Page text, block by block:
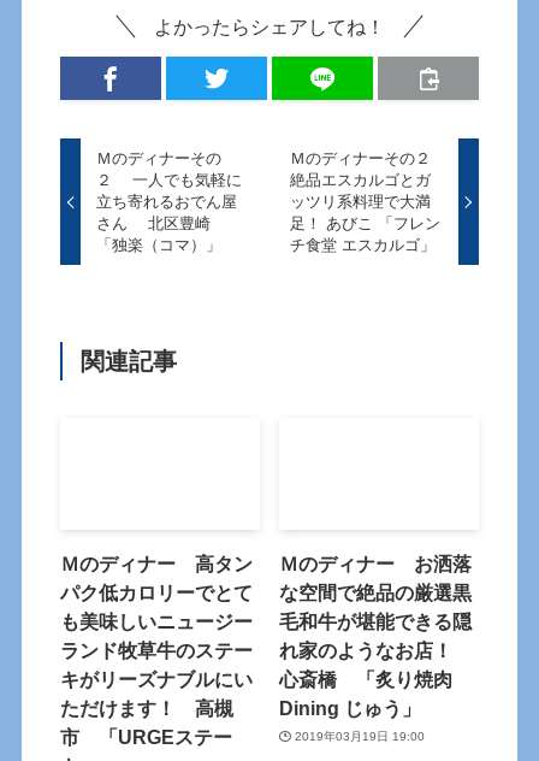
よかったらシェアしてね！
Ｍのディナーその
２ 一人でも気軽に
立ち寄れるおでん屋
さん 北区豊崎
「独楽（コマ）」
Ｍのディナーその２
絶品エスカルゴとガ
ッツリ系料理で大満
足！ あびこ 「フレン
チ食堂 エスカルゴ」
関連記事
Ｍのディナー 高タン
パク低カロリーでとて
も美味しいニュージー
ランド牧草牛のステー
キがリーズナブルにい
ただけます！ 高槻
市 「URGEステー
Ｍのディナー お洒落
な空間で絶品の厳選黒
毛和牛が堪能できる隠
れ家のようなお店！
心斎橋 「炙り焼肉
Dining じゅう」
2019年03月19日 19:00